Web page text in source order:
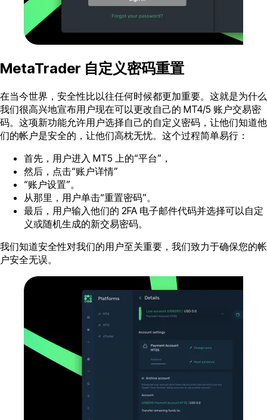
MetaTrader 自定义密码重置
在当今世界，安全性比以往任何时候都更加重要。这就是为什么
我们很高兴地宣布用户现在可以更改自己的 MT4/5 账户交易密
码。这项新功能允许用户选择自己的自定义密码，让他们知道他
们的帐户是安全的，让他们高枕无忧。这个过程简单易行：
首先，用户进入 MT5 上的“平台”，
然后，点击“账户详情”
“账户设置”。
从那里，用户单击“重置密码”。
最后，用户输入他们的 2FA 电子邮件代码并选择可以自定
义或随机生成的新交易密码。
我们知道安全性对我们的用户至关重要，我们致力于确保您的帐
户安全无误。